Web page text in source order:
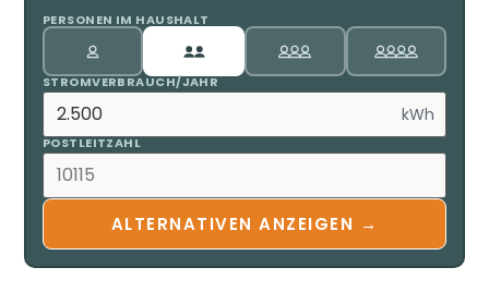
PERSONEN IM HAUSHALT
STROMVERBRAUCH/JAHR
kWh
POSTLEITZAHL
ALTERNATIVEN ANZEIGEN →